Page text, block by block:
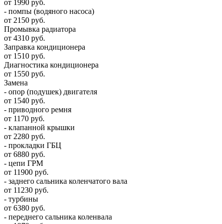
от 1990 руб.
- помпы (водяного насоса)
от 2150 руб.
Промывка радиатора
от 4310 руб.
Заправка кондиционера
от 1510 руб.
Диагностика кондиционера
от 1550 руб.
Замена
- опор (подушек) двигателя
от 1540 руб.
- приводного ремня
от 1170 руб.
- клапанной крышки
от 2280 руб.
- прокладки ГБЦ
от 6880 руб.
- цепи ГРМ
от 11900 руб.
- заднего сальника коленчатого вала
от 11230 руб.
- турбины
от 6380 руб.
- переднего сальника коленвала